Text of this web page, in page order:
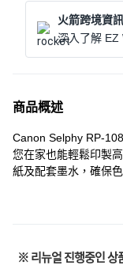
火箭跨境資訊
深入了解 EZ
商品概述
Canon Selphy RP-
您在家也能輕鬆印製
紙及配套墨水，確保
原廠相紙能確保最佳
※ 리뉴얼 진행중인 상